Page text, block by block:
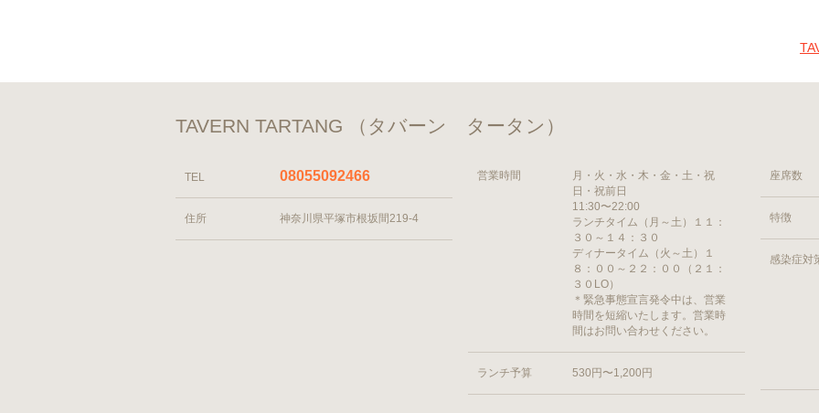
TAVERN TARTANG （タバーン タータン）
TEL 08055092466
住所 神奈川県平塚市根坂間219-4
営業時間
月・火・水・木・金・土・祝
日・祝前日
11:30〜22:00
ランチタイム（月～土）１１：
３０～１４：３０
ディナータイム（火～土）１
８：００～２２：００（２１：
３０LO）
＊緊急事態宣言発令中は、営業
時間を短縮いたします。営業時
間はお問い合わせください。
ランチ予算 530円〜1,200円
座席数
特徴
感染症対